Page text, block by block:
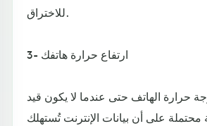
للاختراق.
3- ارتفاع حرارة هاتفك
حرارة الهاتف حتى عندما لا يكون قيد
محتملة على أن بيانات الإنترنت تُستهلك